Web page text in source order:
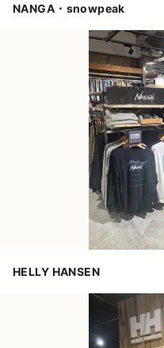
NANGA・snowpeak
HELLY HANSEN